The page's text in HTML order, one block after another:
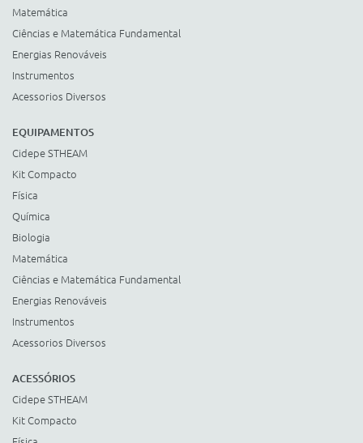
Matemática
Ciências e Matemática Fundamental
Energias Renováveis
Instrumentos
Acessorios Diversos
EQUIPAMENTOS
Cidepe STHEAM
Kit Compacto
Física
Química
Biologia
Matemática
Ciências e Matemática Fundamental
Energias Renováveis
Instrumentos
Acessorios Diversos
ACESSÓRIOS
Cidepe STHEAM
Kit Compacto